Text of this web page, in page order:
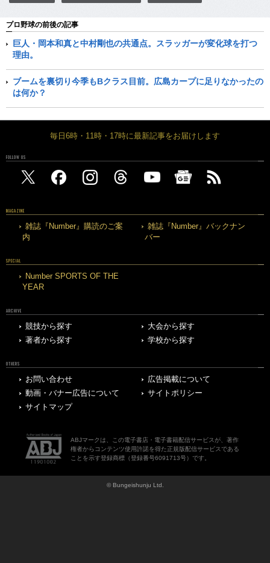
プロ野球の前後の記事
巨人・岡本和真と中村剛也の共通点。スラッガーが変化球を打つ
理由。
ブームを裏切り今季もBクラス目前。広島カープに足りなかったの
は何か？
毎日6時・11時・17時に最新記事をお届けします
FOLLOW US
MAGAZINE
雑誌『Number』購読のご案
内
雑誌『Number』バックナン
バー
SPECIAL
Number SPORTS OF THE
YEAR
ARCHIVE
競技から探す
大会から探す
著者から探す
学校から探す
OTHERS
お問い合わせ
広告掲載について
動画・バナー広告について
サイトポリシー
サイトマップ
ABJマークは、この電子書店・電子書籍配信サービスが、著作
権者からコンテンツ使用許諾を得た正規版配信サービスである
ことを示す登録商標（登録番号6091713号）です。
© Bungeishunju Ltd.